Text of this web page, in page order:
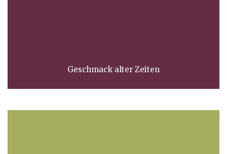
Geschmack alter Zeiten